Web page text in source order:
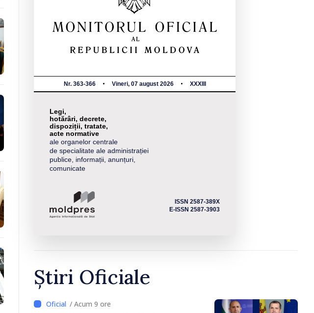
Nr. 363-366 Vineri, 07 august 2026 XXXIII
Legi,
hotărâri, decrete,
dispoziții, tratate,
acte normative
ale organelor centrale
de specialitate ale administrației
publice, informații, anunțuri,
comunicate
ISSN 2587-389X
E-ISSN 2587-3903
Știri Oficiale
/ Acum 9 ore